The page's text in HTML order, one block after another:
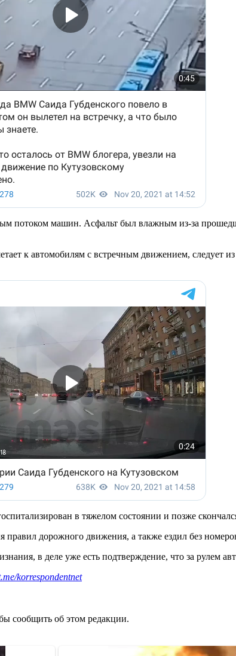
потоком машин. Асфальт был влажным из-за
к автомобилям с встречным движением, следует
в тяжелом состоянии и позже
дорожного движения, а также ездил без
в деле уже есть подтверждение, что за рулем
korrespondentnet
сообщить об этом редакции.